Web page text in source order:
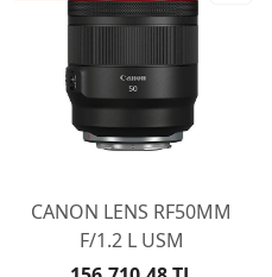
CANON LENS RF50MM
F/1.2 L USM